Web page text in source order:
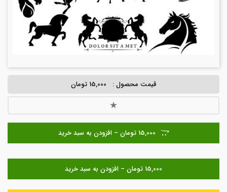
قیمت محصول : 15,000 تومان
15,000 تومان – افزودن به سبد خرید